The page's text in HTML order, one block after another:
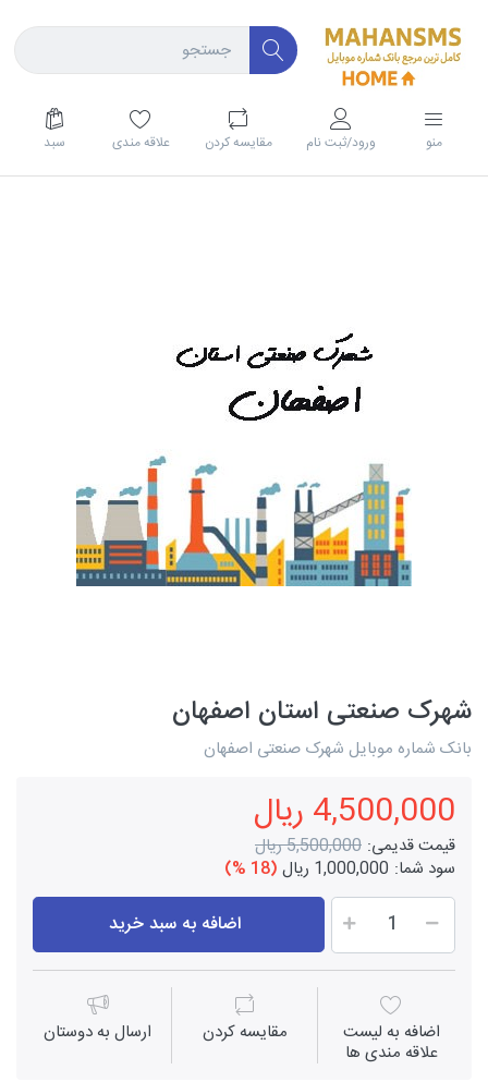
منو ورود/ثبت نام مقايسه كردن علاقه مندی سبد
شهرک صنعتی استان اصفهان
بانک شماره موبایل شهرک صنعتی اصفهان
4,500,000 ریال
قیمت قدیمی: 5,500,000 ریال
سود شما: 1,000,000 ریال (18 %)
اضافه به سبد خرید
اضافه به لیست
علاقه مندی ها
مقايسه كردن ارسال به دوستان